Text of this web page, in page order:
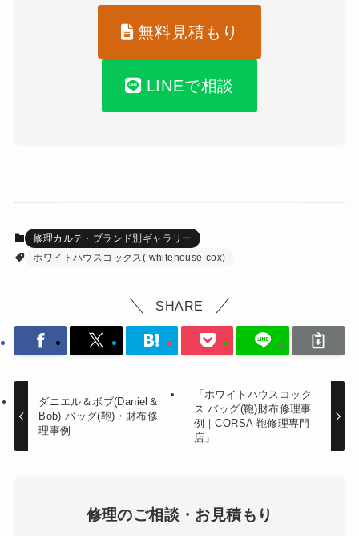
無料見積もり
LINEで相談
修理カルテ・ブランド別ギャラリー
ホワイトハウスコックス( whitehouse-cox)
SHARE
ダニエル＆ボブ(Daniel＆
Bob) バッグ(鞄)・財布修
理事例
「ホワイトハウスコック
ス バッグ(鞄)財布修理事
例｜CORSA 鞄修理専門
店」
修理のご相談・お見積もり